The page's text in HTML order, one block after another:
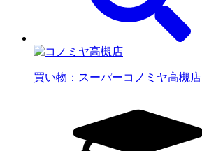
買い物：スーパーコノミヤ高槻店